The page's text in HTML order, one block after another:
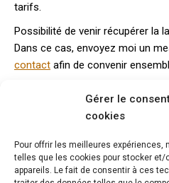
Gérer le
cookies
Pour offrir les meilleures
telles que les cookies pour stocker
appareils. Le fait de consentir à ces
tarifs.
Possibilité de venir récupérer la
Dans ce cas, envoyez moi un
contact afin de convenir
du règlement intégral.
Vous aimerez peut-